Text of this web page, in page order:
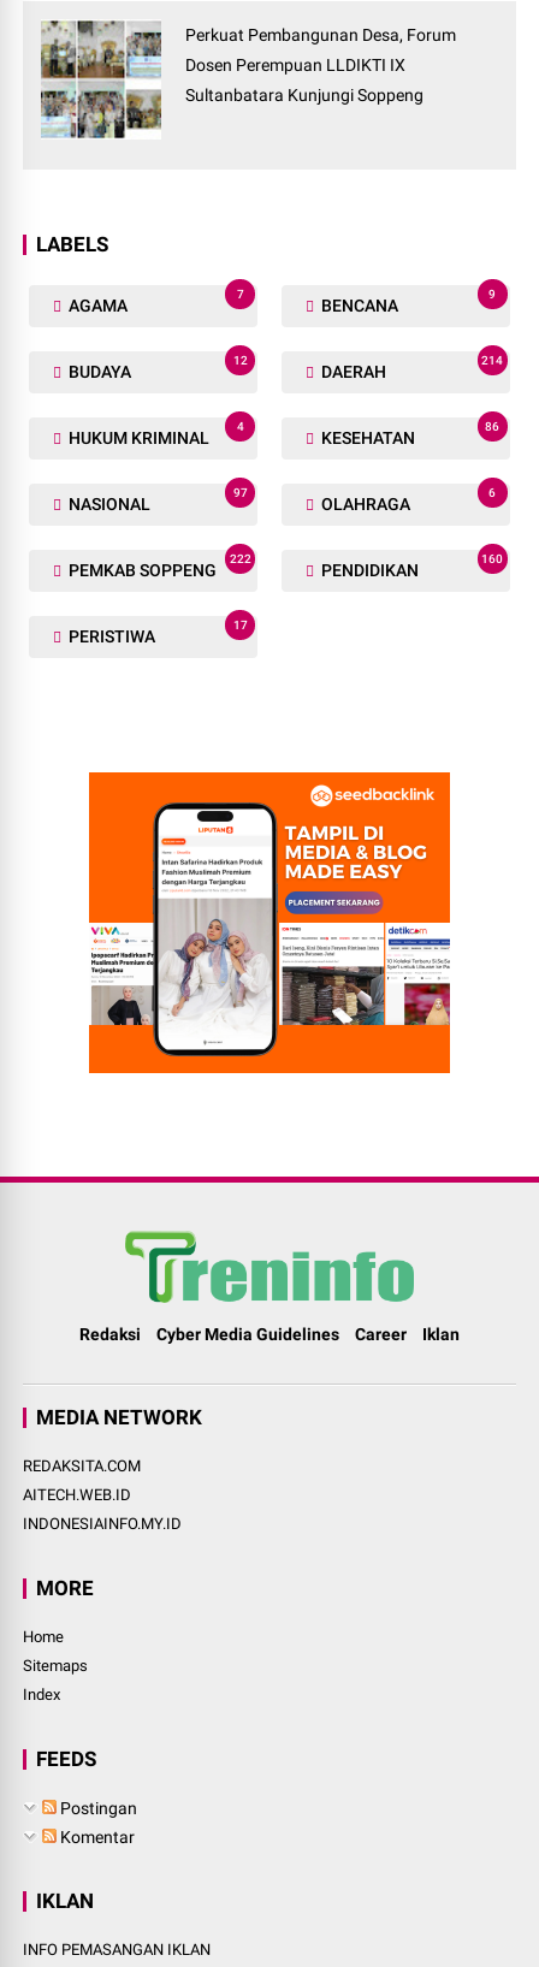
Perkuat Pembangunan Desa, Forum
Dosen Perempuan LLDIKTI IX
Sultanbatara Kunjungi Soppeng
LABELS
AGAMA
7
BENCANA
9
BUDAYA
12
DAERAH
214
HUKUM KRIMINAL
4
KESEHATAN
86
NASIONAL
97
OLAHRAGA
6
PEMKAB SOPPENG
222
PENDIDIKAN
160
PERISTIWA
17
Redaksi Cyber Media Guidelines Career Iklan
MEDIA NETWORK
REDAKSITA.COM
AITECH.WEB.ID
INDONESIAINFO.MY.ID
MORE
Home
Sitemaps
Index
FEEDS
Postingan
Komentar
IKLAN
INFO PEMASANGAN IKLAN